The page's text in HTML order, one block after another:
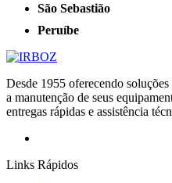
São Sebastião
Peruíbe
Desde 1955 oferecendo
a manutenção de seus
entregas rápidas e assistência
Links Rápidos